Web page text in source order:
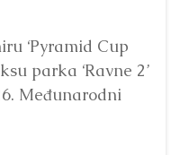
‘Pyramid Cup
parka ‘Ravne 2’
Međunarodni